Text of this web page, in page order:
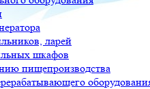
ларей
шкафов
пищепроизводства